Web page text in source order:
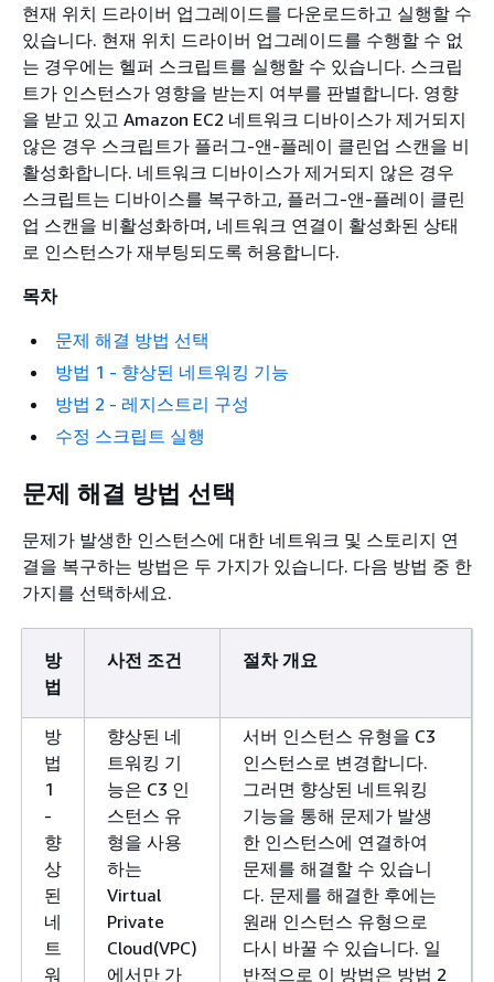
현재 위치 드라이버 업그레이드를 다운로드하고 실행할 수
있습니다. 현재 위치 드라이버 업그레이드를 수행할 수 없
는 경우에는 헬퍼 스크립트를 실행할 수 있습니다. 스크립
트가 인스턴스가 영향을 받는지 여부를 판별합니다. 영향
을 받고 있고 Amazon EC2 네트워크 디바이스가 제거되지
않은 경우 스크립트가 플러그-앤-플레이 클린업 스캔을 비
활성화합니다. 네트워크 디바이스가 제거되지 않은 경우
스크립트는 디바이스를 복구하고, 플러그-앤-플레이 클린
업 스캔을 비활성화하며, 네트워크 연결이 활성화된 상태
로 인스턴스가 재부팅되도록 허용합니다.
목차
문제 해결 방법 선택
방법 1 - 향상된 네트워킹 기능
방법 2 - 레지스트리 구성
수정 스크립트 실행
문제 해결 방법 선택
문제가 발생한 인스턴스에 대한 네트워크 및 스토리지 연
결을 복구하는 방법은 두 가지가 있습니다. 다음 방법 중 한
가지를 선택하세요.
방
법
사전 조건 절차 개요
방
법
1
-
향
상
된
네
트
워
향상된 네
트워킹 기
능은 C3 인
스턴스 유
형을 사용
하는
Virtual
Private
Cloud(VPC)
에서만 가
서버 인스턴스 유형을 C3
인스턴스로 변경합니다.
그러면 향상된 네트워킹
기능을 통해 문제가 발생
한 인스턴스에 연결하여
문제를 해결할 수 있습니
다. 문제를 해결한 후에는
원래 인스턴스 유형으로
다시 바꿀 수 있습니다. 일
반적으로 이 방법은 방법 2